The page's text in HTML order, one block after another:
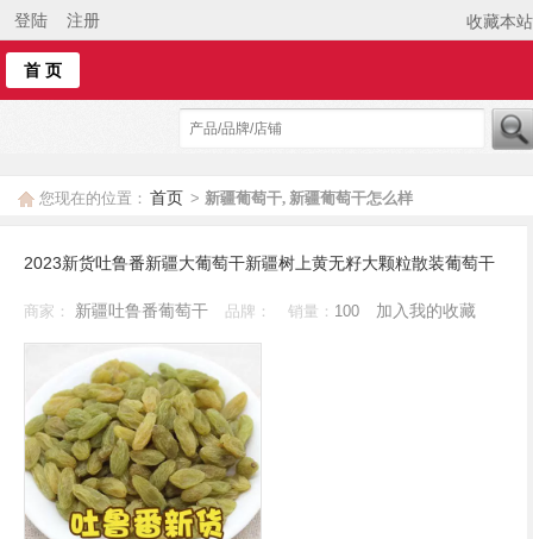
登陆 注册 收藏本站
首 页
您现在的位置： 首页 > 新疆葡萄干, 新疆葡萄干怎么样
2023新货吐鲁番新疆大葡萄干新疆树上黄无籽大颗粒散装葡萄干
商家： 新疆吐鲁番葡萄干 品牌： 销量： 100 加入我的收藏